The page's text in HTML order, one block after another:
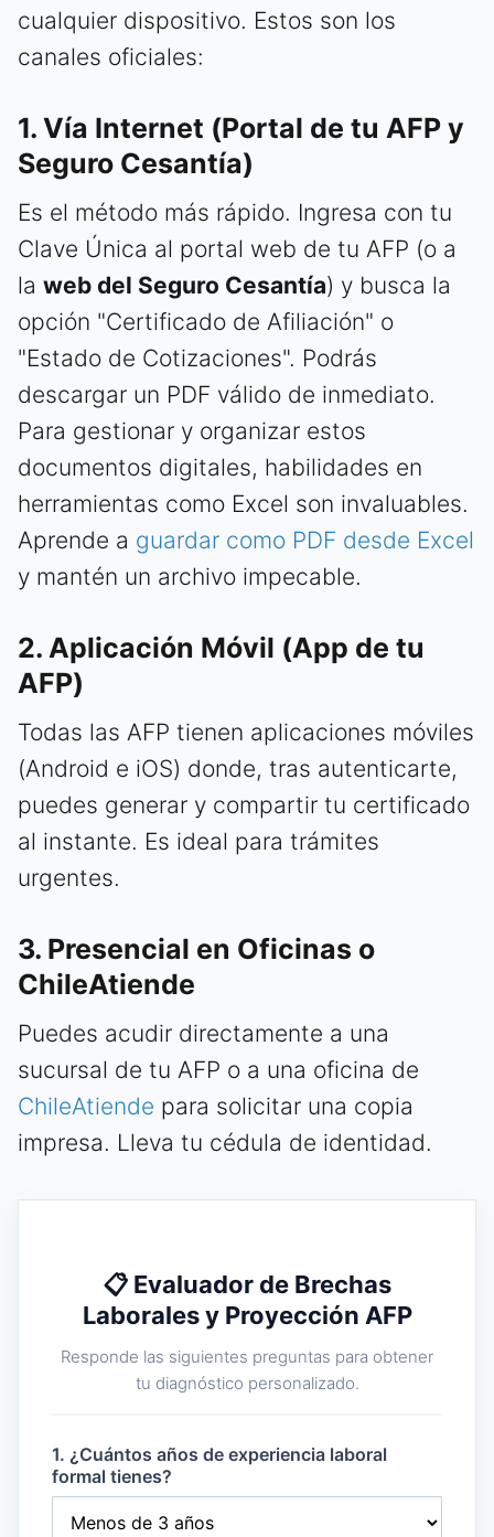
cualquier dispositivo. Estos son los
canales oficiales:
1. Vía Internet (Portal de tu AFP y
Seguro Cesantía)
Es el método más rápido. Ingresa con tu
Clave Única al portal web de tu AFP (o a
la web del Seguro Cesantía) y busca la
opción "Certificado de Afiliación" o
"Estado de Cotizaciones". Podrás
descargar un PDF válido de inmediato.
Para gestionar y organizar estos
documentos digitales, habilidades en
herramientas como Excel son invaluables.
Aprende a guardar como PDF desde Excel
y mantén un archivo impecable.
2. Aplicación Móvil (App de tu
AFP)
Todas las AFP tienen aplicaciones móviles
(Android e iOS) donde, tras autenticarte,
puedes generar y compartir tu certificado
al instante. Es ideal para trámites
urgentes.
3. Presencial en Oficinas o
ChileAtiende
Puedes acudir directamente a una
sucursal de tu AFP o a una oficina de
ChileAtiende para solicitar una copia
impresa. Lleva tu cédula de identidad.
📋 Evaluador de Brechas
Laborales y Proyección AFP
Responde las siguientes preguntas para obtener
tu diagnóstico personalizado.
1. ¿Cuántos años de experiencia laboral
formal tienes?